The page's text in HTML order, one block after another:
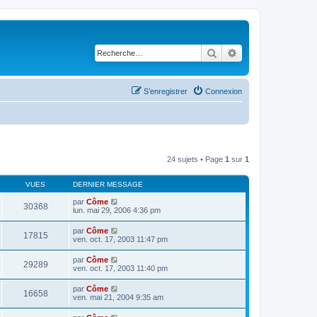
Rechercher
Connexion
S’enregistrer
24 sujets • Page 1 sur 1
VUES DERNIER MESSAGE
30368 par Côme
lun. mai 29, 2006 4:36 pm
17815 par Côme
ven. oct. 17, 2003 11:47 pm
29289 par Côme
ven. oct. 17, 2003 11:40 pm
16658 par Côme
ven. mai 21, 2004 9:35 am